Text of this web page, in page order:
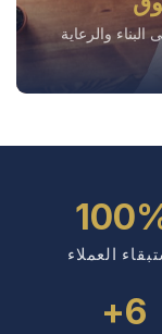
والرعاية
العملاء
6+